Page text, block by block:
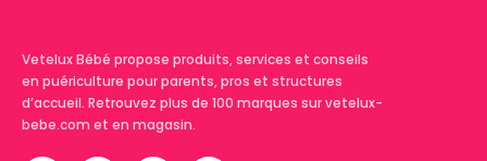
Vetelux Bébé propose produits, services et conseils
en puériculture pour parents, pros et structures
d’accueil. Retrouvez plus de 100 marques sur vetelux-
bebe.com et en magasin.